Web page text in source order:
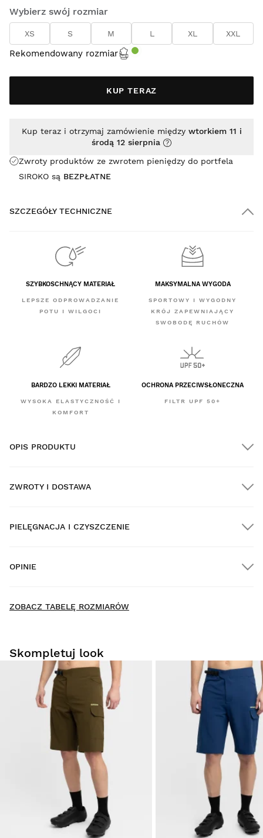
Wybierz swój rozmiar
XS S M L XL XXL
Rekomendowany rozmiar
KUP TERAZ
Zwroty produktów ze zwrotem pieniędzy do portfela
SIROKO są BEZPŁATNE
Kup teraz i otrzymaj zamówienie między wtorkiem 11 i
środą 12 sierpnia
SZCZEGÓŁY TECHNICZNE
SZYBKOSCHNĄCY MATERIAŁ
LEPSZE ODPROWADZANIE
POTU I WILGOCI
MAKSYMALNA WYGODA
SPORTOWY I WYGODNY
KRÓJ ZAPEWNIAJĄCY
SWOBODĘ RUCHÓW
BARDZO LEKKI MATERIAŁ
WYSOKA ELASTYCZNOŚĆ I
KOMFORT
OCHRONA PRZECIWSŁONECZNA
FILTR UPF 50+
OPIS PRODUKTU
ZWROTY I DOSTAWA
Przymierz produkty spokojnie i wygodnie w domu. Na
dokonanie zwrotu masz 30 dni od momentu dostarczenia
zamówienia.
Z poziomu konta użytkownika można łatwo i szybko
zwrócić produkt.
Zwrot pieniędzy na oryginalną metodę płatności Od $9.95
PIELĘGNACJA I CZYSZCZENIE
OPINIE
ZOBACZ TABELĘ ROZMIARÓW
Skompletuj look